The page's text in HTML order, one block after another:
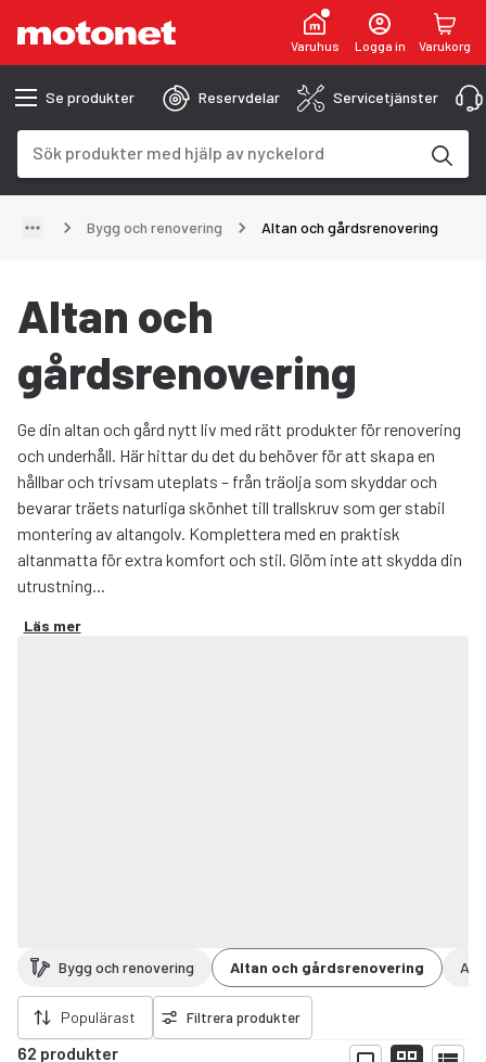
Varuhus Logga in Varukorg
Se produkter Reservdelar Servicetjänster
Bygg och renovering Altan och gårdsrenovering
Altan och
gårdsrenovering
Ge din altan och gård nytt liv med rätt produkter för renovering
och underhåll. Här hittar du det du behöver för att skapa en
hållbar och trivsam uteplats – från träolja som skyddar och
bevarar träets naturliga skönhet till trallskruv som ger stabil
montering av altangolv. Komplettera med en praktisk
altanmatta för extra komfort och stil. Glöm inte att skydda din
utrustning...
Läs mer
Bygg och renovering Altan och gårdsrenovering
Populärast Filtrera produkter
62 produkter
filter